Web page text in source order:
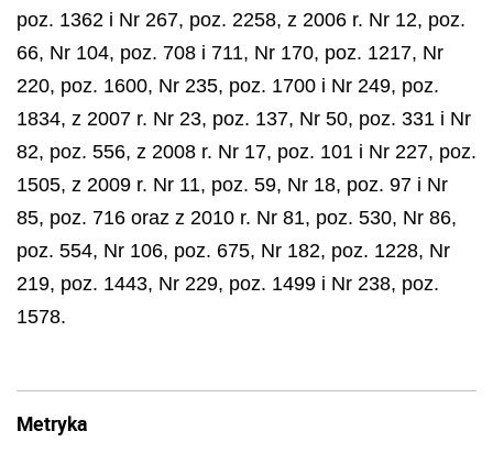
poz. 1362 i Nr 267, poz. 2258, z 2006 r. Nr 12, poz.
66, Nr 104, poz. 708 i 711, Nr 170, poz. 1217, Nr
220, poz. 1600, Nr 235, poz. 1700 i Nr 249, poz.
1834, z 2007 r. Nr 23, poz. 137, Nr 50, poz. 331 i Nr
82, poz. 556, z 2008 r. Nr 17, poz. 101 i Nr 227, poz.
1505, z 2009 r. Nr 11, poz. 59, Nr 18, poz. 97 i Nr
85, poz. 716 oraz z 2010 r. Nr 81, poz. 530, Nr 86,
poz. 554, Nr 106, poz. 675, Nr 182, poz. 1228, Nr
219, poz. 1443, Nr 229, poz. 1499 i Nr 238, poz.
1578.
Metryka